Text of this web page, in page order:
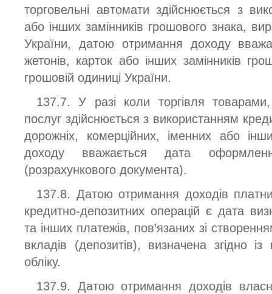
торговельні автомати здійснюється з
або інших замінників грошового знака,
України, датою отримання доходу
жетонів, карток або інших замінників
грошовій одиниці України.
137.7. У разі коли торгівля
послуг здійснюється з використанням
дорожніх, комерційних, іменних або
доходу вважається дата
(розрахункового документа).
137.8. Датою отримання доходів
кредитно-депозитних операцій є дата
та інших платежів, пов’язаних зі
вкладів (депозитів), визначена згідно
обліку.
137.9. Датою отримання доходів